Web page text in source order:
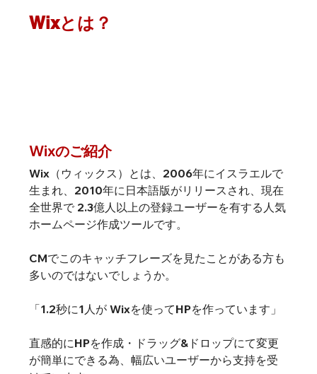
Wixとは？
Wixのご紹介
Wix（ウィックス）とは、2006年にイスラエルで
生まれ、2010年に日本語版がリリースされ、現在
全世界で 2.3億人以上の登録ユーザーを有する人気
ホームページ作成ツールです。
CMでこのキャッチフレーズを見たことがある方も
多いのではないでしょうか。
「1.2秒に1人が Wixを使ってHPを作っています」
直感的にHPを作成・ドラッグ&ドロップにて変更
が簡単にできる為、幅広いユーザーから支持を受